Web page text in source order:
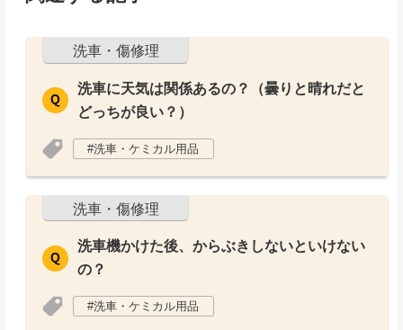
洗車・傷修理
洗車に天気は関係あるの？（曇りと晴れだと
どっちが良い？）
洗車・ケミカル用品
洗車・傷修理
洗車機かけた後、からぶきしないといけない
の？
洗車・ケミカル用品